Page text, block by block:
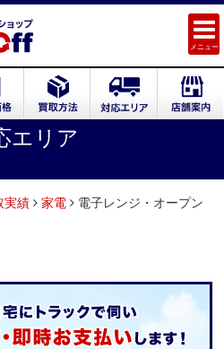
メニュー
エリア
実績 家電
電子レンジ・オープン